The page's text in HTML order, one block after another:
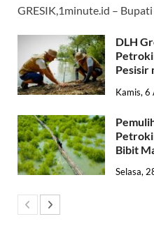
GRESIK,1minute.id – Bupati
DLH
Pesisir
Kamis,
Bibit
Selasa,